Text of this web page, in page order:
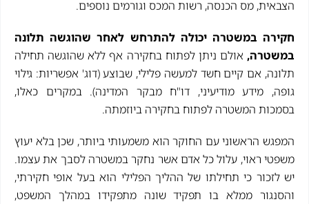
הצבאית, מס הכנסה, רשות המכס וגורמים נוספים.
חקירה במשטרה יכולה להתרחש לאחר שהוגשה תלונה
במשטרה, אולם ניתן לפתוח בחקירה אף ללא שהוגשה תחילה
תלונה, אם קיים חשד למעשה פלילי, שבוצע (דוג' אפשריות: גילוי
גופה, מידע מודיעיני, דו"ח מבקר המדינה). במקרים כאלו,
בסמכות המשטרה לפתוח בחקירה ביוזמתה.
המפגש הראשוני עם החוקר הוא משמעותי ביותר, שכן בלא יעוץ
משפטי ראוי, עלול כל אדם אשר נחקר במשטרה לסבך את עצמו.
יש לזכור כי תחילתו של ההליך הפלילי הוא בעל אופי חקירתי,
והסנגור ממלא בו תפקיד שונה מתפקידו במהלך המשפט,